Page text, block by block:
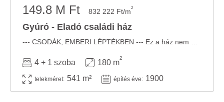
149.8 M Ft 832 222 Ft/m2
Gyúró - Eladó családi ház
4 + 1 szoba 180 m
2
telekméret: 541 m² építés éve: 1900